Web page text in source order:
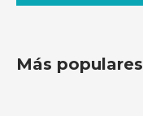
Más populares